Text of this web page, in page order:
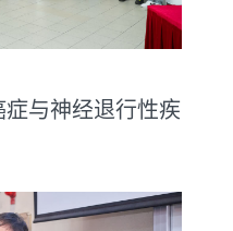
与神经退行性疾